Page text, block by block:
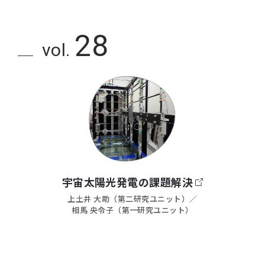
宇宙太陽光発電の課題解決
vol. 28
上土井 大助（第二研究ユニット）／
相馬 央令子（第一研究ユニット）